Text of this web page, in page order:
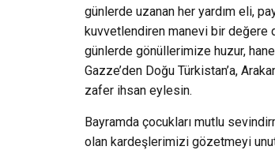
günlerde uzanan her yardım eli,
kuvvetlendiren manevi bir değere
günlerde gönüllerimize huzur,
Gazze’den Doğu Türkistan’a,
zafer ihsan eylesin.
Bayramda çocukları mutlu
olan kardeşlerimizi gözetmeyi